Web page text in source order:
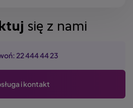
się z nami
22 444 44 23
i kontakt